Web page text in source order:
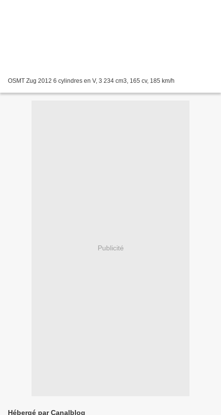
OSMT Zug 2012 6 cylindres en V, 3 234 cm3, 165 cv, 185 km/h
Publicité
Hébergé par Canalblog